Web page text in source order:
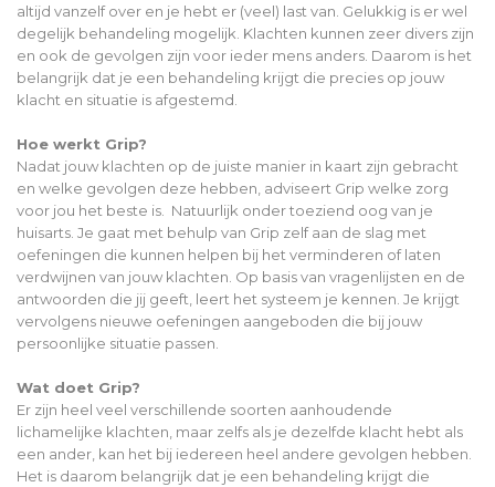
altijd vanzelf over en je hebt er (veel) last van. Gelukkig is er wel
degelijk behandeling mogelijk. Klachten kunnen zeer divers zijn
en ook de gevolgen zijn voor ieder mens anders. Daarom is het
belangrijk dat je een behandeling krijgt die precies op jouw
klacht en situatie is afgestemd.
Hoe werkt Grip?
Nadat jouw klachten op de juiste manier in kaart zijn gebracht
en welke gevolgen deze hebben, adviseert Grip welke zorg
voor jou het beste is. Natuurlijk onder toeziend oog van je
huisarts. Je gaat met behulp van Grip zelf aan de slag met
oefeningen die kunnen helpen bij het verminderen of laten
verdwijnen van jouw klachten. Op basis van vragenlijsten en de
antwoorden die jij geeft, leert het systeem je kennen. Je krijgt
vervolgens nieuwe oefeningen aangeboden die bij jouw
persoonlijke situatie passen.
Wat doet Grip?
Er zijn heel veel verschillende soorten aanhoudende
lichamelijke klachten, maar zelfs als je dezelfde klacht hebt als
een ander, kan het bij iedereen heel andere gevolgen hebben.
Het is daarom belangrijk dat je een behandeling krijgt die